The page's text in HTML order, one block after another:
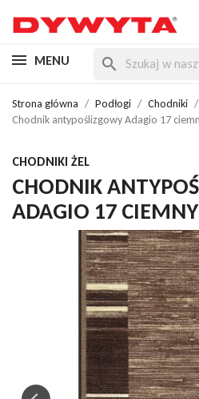
MENU search
Strona główna Podłogi Chodniki
Chodnik antypoślizgowy Adagio 17
CHODNIKI ŻEL
CHODNIK
ADAGIO 17